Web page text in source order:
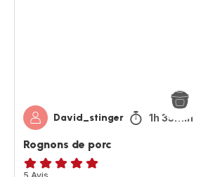
David_stinger 1h 35min
Rognons de porc